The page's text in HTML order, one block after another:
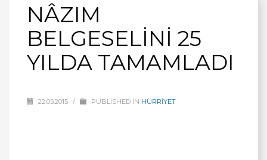
NÂZIM
BELGESELİNİ 25
YILDA TAMAMLADI
22.05.2015 / PUBLISHED IN HÜRRİYET